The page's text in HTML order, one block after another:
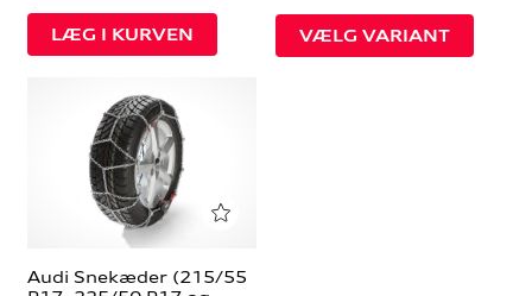
VÆLG VARIANT
Audi Snekæder (215/55